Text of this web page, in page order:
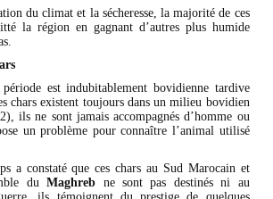
du climat et la sécheresse, la majorité de ces
la région en gagnant d’autres plus humide
est indubitablement bovidienne tardive
chars existent toujours dans un milieu bovidien
ils ne sont jamais accompagnés d’homme ou
un problème pour connaître l’animal utilisé
a constaté que ces chars au Sud Marocain et
duMaghreb ne sont pas destinés ni au